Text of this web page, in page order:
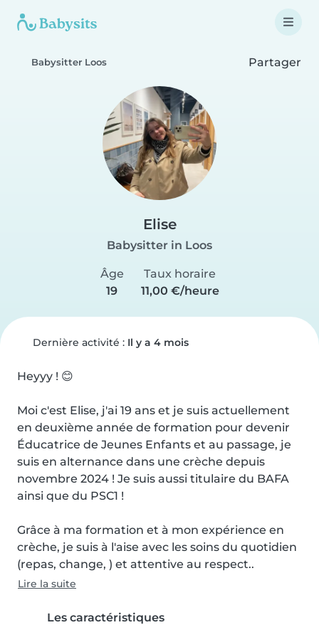
Babysitter Loos Partager
Elise
Babysitter in Loos
Âge
19
Taux horaire
11,00 €/heure
Dernière activité : Il y a 4 mois
Heyyy ! 😊
Moi c'est Elise, j'ai 19 ans et je suis actuellement
en deuxième année de formation pour devenir
Éducatrice de Jeunes Enfants et au passage, je
suis en alternance dans une crèche depuis
novembre 2024 ! Je suis aussi titulaire du BAFA
ainsi que du PSC1 !
Grâce à ma formation et à mon expérience en
crèche, je suis à l'aise avec les soins du quotidien
(repas, change, ) et attentive au respect..
Lire la suite
Les caractéristiques